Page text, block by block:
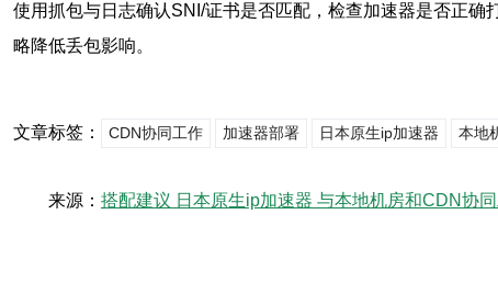
使用抓包与日志确认SNI/证书是否匹配，检查加速器是否正
略降低丢包影响。
文章标签： CDN协同工作 加速器部署 日本原生ip加速器 本地
来源： 搭配建议 日本原生ip加速器 与本地机房和CDN协